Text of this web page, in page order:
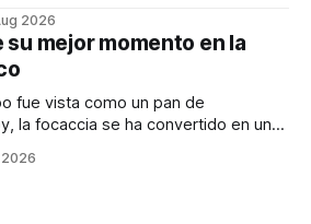
que supiera de publicidad digital
un vendedor para atender
y —con suerte— una persona
2026
mejor momento en la
fue vista como un pan de
la focaccia se ha convertido en uno
de calidad y experiencias que